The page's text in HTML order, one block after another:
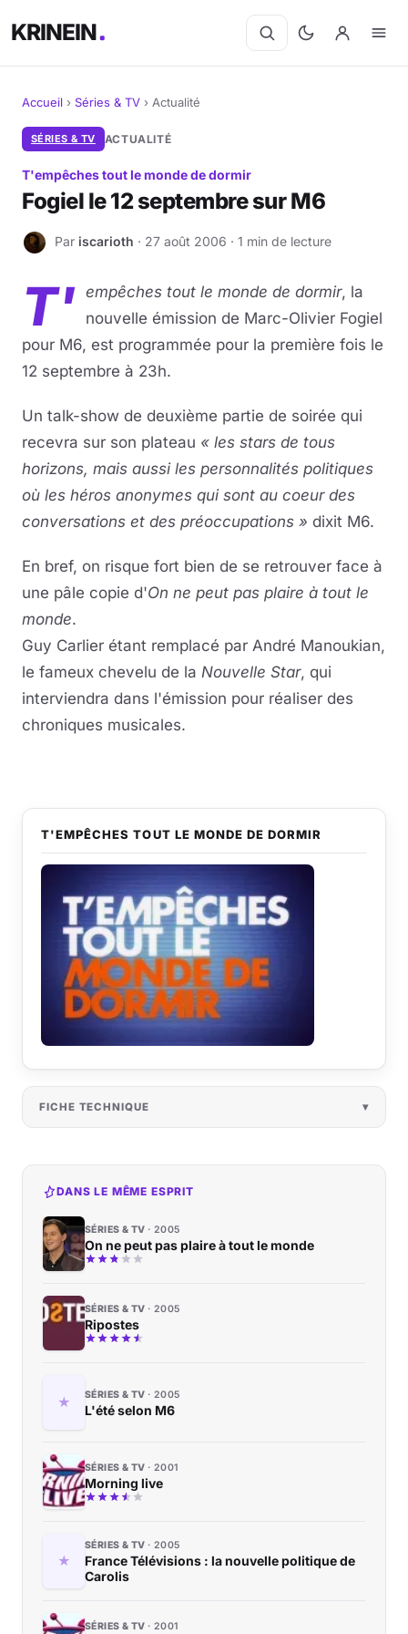
KRINEIN
Cinéma
Séries
Livres
Jeux vidéo
Musique
Sortir
Forum
Accueil › Séries & TV › Actualité
SÉRIES & TV ACTUALITÉ
T'empêches tout le monde de dormir
Fogiel le 12 septembre sur M6
I Par iscarioth · 27 août 2006 · 1 min de lecture
T' empêches tout le monde de dormir, la
nouvelle émission de Marc-Olivier Fogiel
pour M6, est programmée pour la première fois le
12 septembre à 23h.
Un talk-show de deuxième partie de soirée qui
recevra sur son plateau « les stars de tous
horizons, mais aussi les personnalités politiques
où les héros anonymes qui sont au coeur des
conversations et des préoccupations » dixit M6.
En bref, on risque fort bien de se retrouver face à
une pâle copie d'On ne peut pas plaire à tout le
monde.
Guy Carlier étant remplacé par André Manoukian,
le fameux chevelu de la Nouvelle Star, qui
interviendra dans l'émission pour réaliser des
chroniques musicales.
T'EMPÊCHES TOUT LE MONDE DE DORMIR
FICHE TECHNIQUE
DANS LE MÊME ESPRIT
SÉRIES & TV 2005
On ne peut pas plaire à tout le monde
SÉRIES & TV 2005
Ripostes
SÉRIES & TV 2005
L'été selon M6
SÉRIES & TV 2001
Morning live
SÉRIES & TV 2005
France Télévisions : la nouvelle politique de
Carolis
SÉRIES & TV 2001